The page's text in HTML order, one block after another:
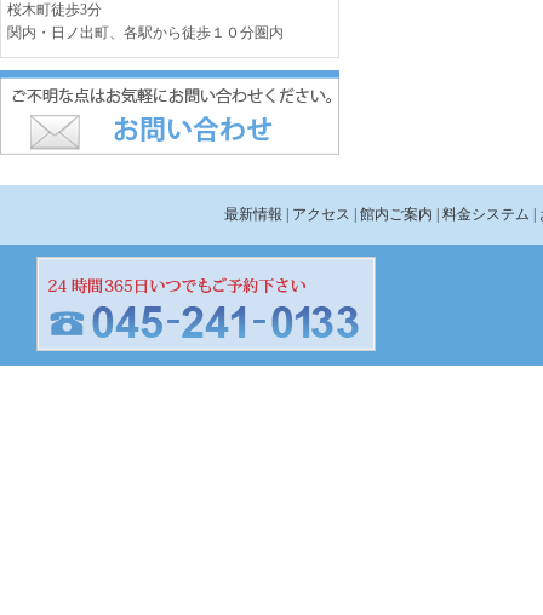
桜木町徒歩3分
関内・日ノ出町、各駅から徒歩１０分圏内
最新情報 | アクセス | 館内ご案内 | 料金システム